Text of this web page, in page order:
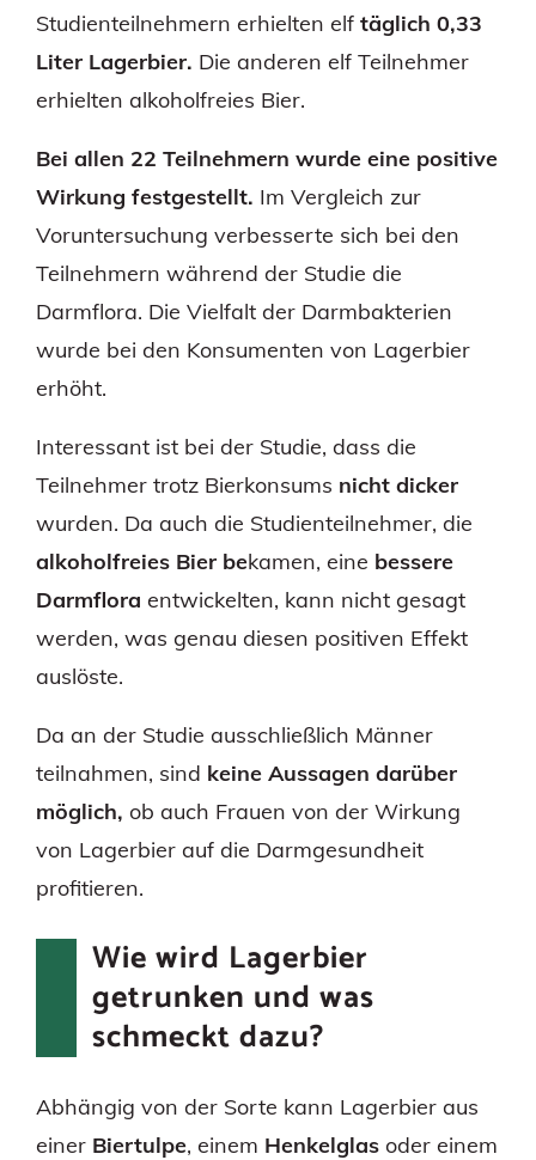
Studienteilnehmern erhielten elf täglich 0,33
Liter Lagerbier. Die anderen elf Teilnehmer
erhielten alkoholfreies Bier.
Bei allen 22 Teilnehmern wurde eine positive
Wirkung festgestellt. Im Vergleich zur
Voruntersuchung verbesserte sich bei den
Teilnehmern während der Studie die
Darmflora. Die Vielfalt der Darmbakterien
wurde bei den Konsumenten von Lagerbier
erhöht.
Interessant ist bei der Studie, dass die
Teilnehmer trotz Bierkonsums nicht dicker
wurden. Da auch die Studienteilnehmer, die
alkoholfreies Bier bekamen, eine bessere
Darmflora entwickelten, kann nicht gesagt
werden, was genau diesen positiven Effekt
auslöste.
Da an der Studie ausschließlich Männer
teilnahmen, sind keine Aussagen darüber
möglich, ob auch Frauen von der Wirkung
von Lagerbier auf die Darmgesundheit
profitieren.
Wie wird Lagerbier
getrunken und was
schmeckt dazu?
Abhängig von der Sorte kann Lagerbier aus
einer Biertulpe, einem Henkelglas oder einem